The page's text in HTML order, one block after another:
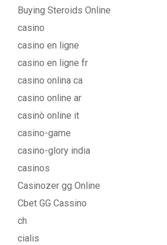
Buying Steroids Online
casino
casino en ligne
casino en ligne fr
casino onlina ca
casino online ar
casinò online it
casino-game
casino-glory india
casinos
Casinozer gg Online
Cbet GG Cassino
ch
cialis